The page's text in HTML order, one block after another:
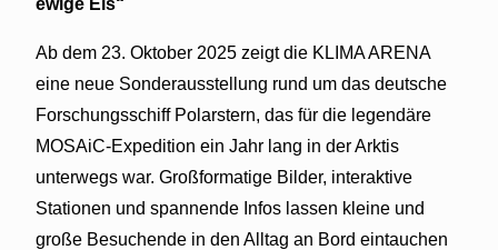
Ab dem 23. Oktober 2025 zeigt die KLIMA ARENA
eine neue Sonderausstellung rund um das deutsche
Forschungsschiff Polarstern, das für die legendäre
MOSAiC-Expedition ein Jahr lang in der Arktis
unterwegs war. Großformatige Bilder, interaktive
Stationen und spannende Infos lassen kleine und
große Besuchende in den Alltag an Bord eintauchen